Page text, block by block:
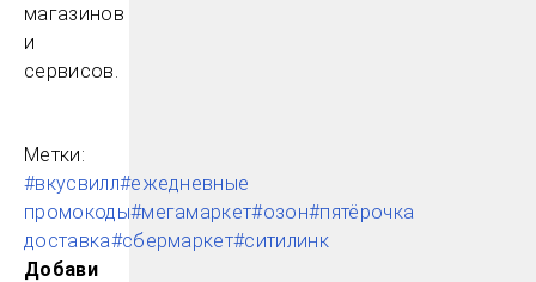
магазинов
и
сервисов.
Метки:
#вкусвилл#ежедневные
промокоды#мегамаркет#озон#пятёрочка
доставка#сбермаркет#ситилинк
Добави